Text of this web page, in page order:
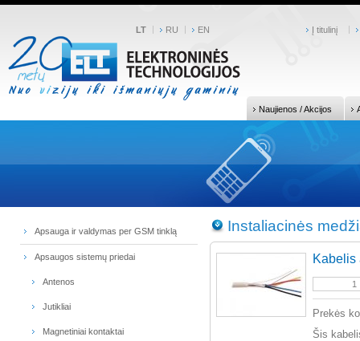
LT RU EN Į titulinį
Naujienos / Akcijos
Apsauga ir valdymas per GSM tinklą
Apsaugos sistemų priedai
Antenos
Jutikliai
Magnetiniai kontaktai
Instaliacinės
Kabelis
Prekės
Šis